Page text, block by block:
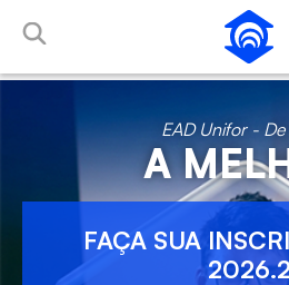
Pular para o Conteúdo principal
EAD Unifor -
A
FAÇA SUA